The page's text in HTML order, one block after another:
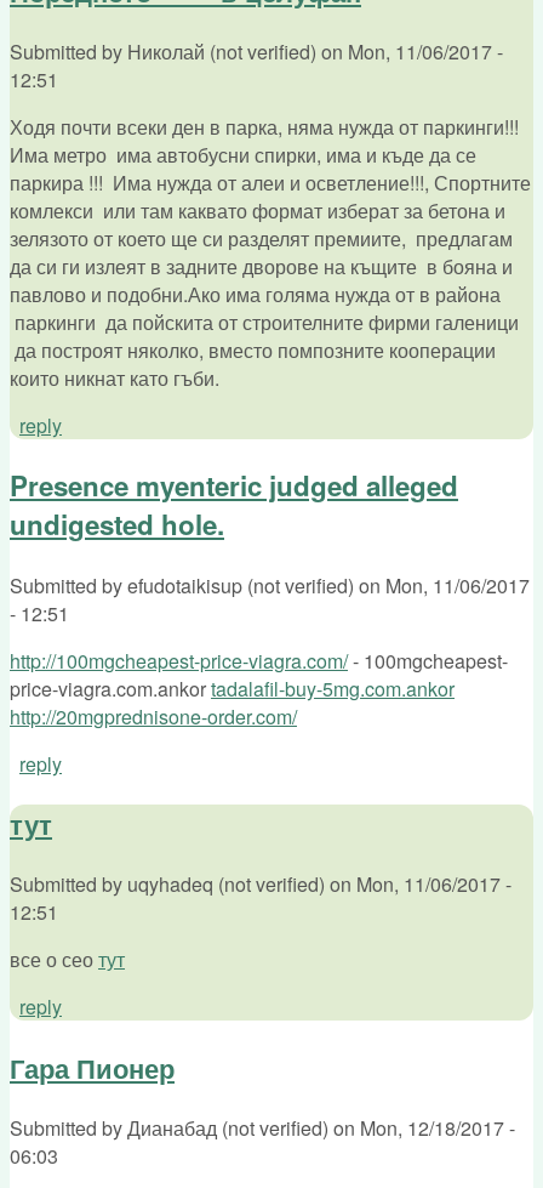
Submitted by Николай (not verified) on Mon, 11/06/2017 -
12:51
Ходя почти всеки ден в парка, няма нужда от паркинги!!!
Има метро има автобусни спирки, има и къде да се
паркира !!! Има нужда от алеи и осветление!!!, Спортните
комлекси или там каквато формат изберат за бетона и
зелязото от което ще си разделят премиите, предлагам
да си ги излеят в задните дворове на къщите в бояна и
павлово и подобни.Ако има голяма нужда от в района
паркинги да пойскита от строителните фирми галеници
да построят няколко, вместо помпозните кооперации
които никнат като гъби.
reply
Presence myenteric judged alleged
undigested hole.
Submitted byefudotaikisup (not verified) on Mon, 11/06/2017
- 12:51
http://100mgcheapest-price-viagra.com/- 100mgcheapest-
price-viagra.com.ankortadalafil-buy-5mg.com.ankor
http://20mgprednisone-order.com/
reply
тут
Submitted by uqyhadeq (not verified) on Mon, 11/06/2017 -
12:51
все о сеотут
reply
Гара Пионер
Submitted byДианабад (not verified) on Mon, 12/18/2017 -
06:03